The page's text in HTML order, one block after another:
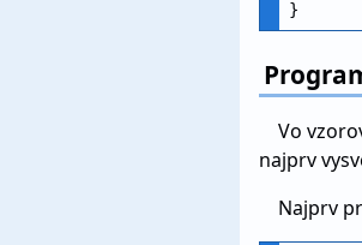
Vo
najprv
Najprv